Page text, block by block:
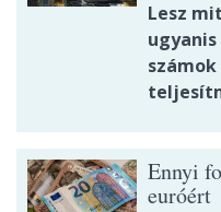
Lesz
Ennyi
euróért